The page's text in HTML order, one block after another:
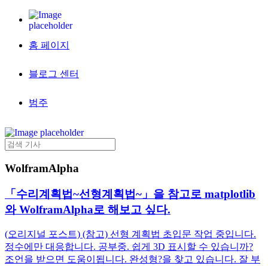
홈 페이지
블로그 센터
범주
WolframAlpha
「수리계획법~선형계획법~」을 참고로 matplotlib
와 WolframAlpha로 해보고 싶다.
(오리지널 포스트) (참고) 선형 계획법 초입문 작업 중입니다.
정수에만 대응합니다. 공부중. 쉽게 3D 표시할 수 있습니까?
조언을 받으면 도움이됩니다. 완성형?을 찾고 있습니다. 잘 부